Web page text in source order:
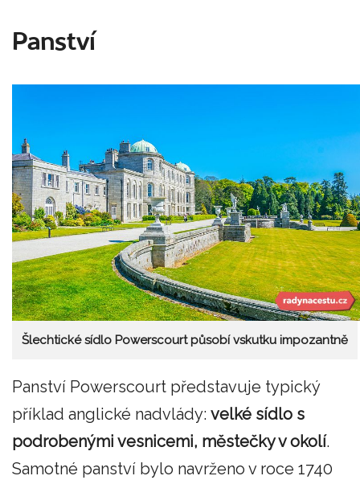
Panství
Šlechtické sídlo Powerscourt působí vskutku impozantně
Panství Powerscourt představuje typický
příklad anglické nadvlády: velké sídlo s
podrobenými vesnicemi, městečky v okolí.
Samotné panství bylo navrženo v roce 1740